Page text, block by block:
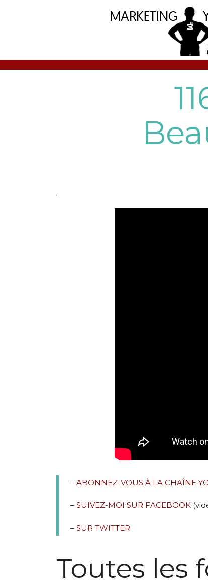
– ABONNEZ-VOUS À LA CHAÎNE
– SUIVEZ-MOI SUR FACEBOOK
– SUR TWITTER
Toutes les